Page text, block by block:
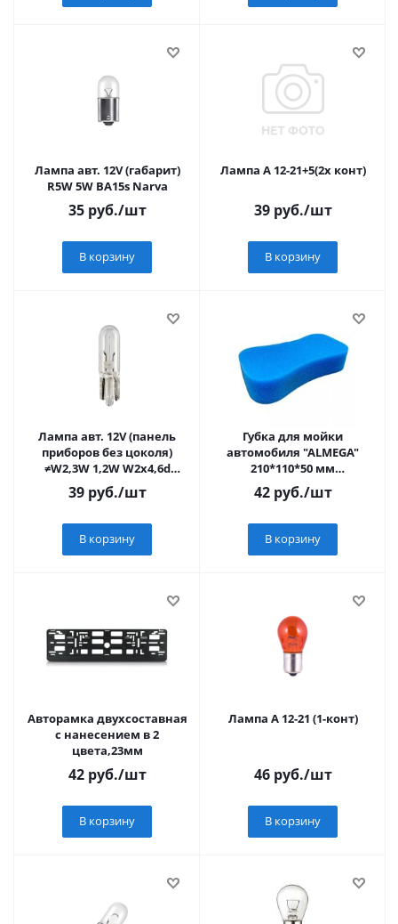
Лампа авт. 12V (габарит)
R5W 5W BA15s Narva
35руб./шт
В корзину
Лампа А 12-21+5(2х конт)
39руб./шт
В корзину
Лампа авт. 12V (панель
приборов без цоколя)
≠W2,3W 1,2W W2x4,6d
Osram
39руб./шт
В корзину
Губка для мойки
автомобиля "ALMEGA"
210*110*50 мм
("восьмерка")
42руб./шт
В корзину
Авторамка двухсоставная
с нанесением в 2
цвета,23мм
42руб./шт
В корзину
Лампа А 12-21 (1-конт)
46руб./шт
В корзину